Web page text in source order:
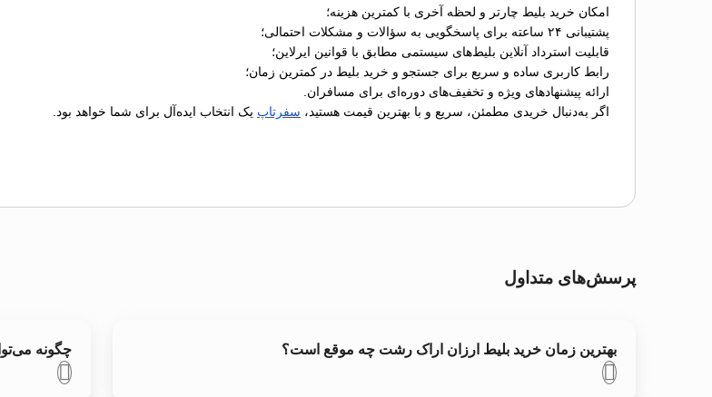
امکان خرید بلیط چارتر و لحظه آخری با کمترین هزینه؛
پشتیبانی ۲۴ ساعته برای پاسخگویی به سؤالات و مشکلات احتمالی؛
قابلیت استرداد آنلاین بلیط‌های سیستمی مطابق با قوانین ایرلاین؛
رابط کاربری ساده و سریع برای جستجو و خرید بلیط در کمترین زمان؛
ارائه پیشنهادهای ویژه و تخفیف‌های دوره‌ای برای مسافران.
اگر به‌دنبال خریدی مطمئن، سریع و با بهترین قیمت هستید، سفرتاپ یک انتخاب ایده‌آل برای شما خواهد بود.
پرسش‌های متداول
بهترین زمان خرید بلیط ارزان اراک رشت چه موقع است؟ چگونه